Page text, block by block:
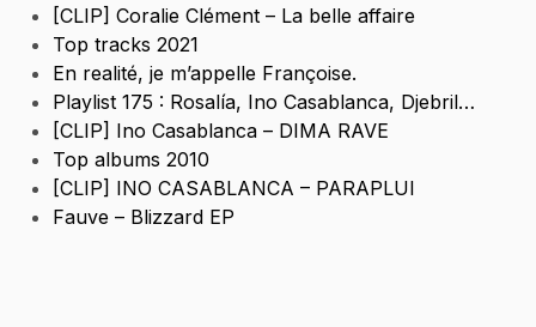
[CLIP] Coralie Clément – La belle affaire
Top tracks 2021
En realité, je m’appelle Françoise.
Playlist 175 : Rosalía, Ino Casablanca, Djebril…
[CLIP] Ino Casablanca – DIMA RAVE
Top albums 2010
[CLIP] INO CASABLANCA – PARAPLUI
Fauve – Blizzard EP